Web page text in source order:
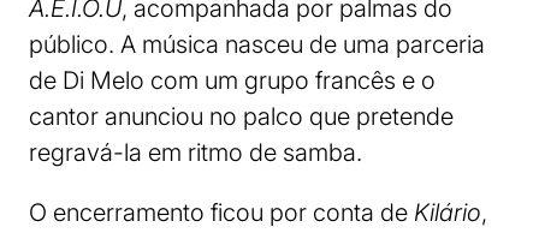
A.E.I.O.U, acompanhada por palmas do
público. A música nasceu de uma parceria
de Di Melo com um grupo francês e o
cantor anunciou no palco que pretende
regravá-la em ritmo de samba.
O encerramento ficou por conta de Kilário,